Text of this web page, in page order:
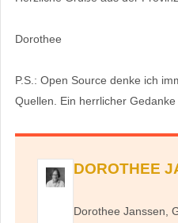
Dorothee
P.S.: Open Source denke ich
Quellen. Ein herrlicher
DOROTHEE
Dorothee Janssen,